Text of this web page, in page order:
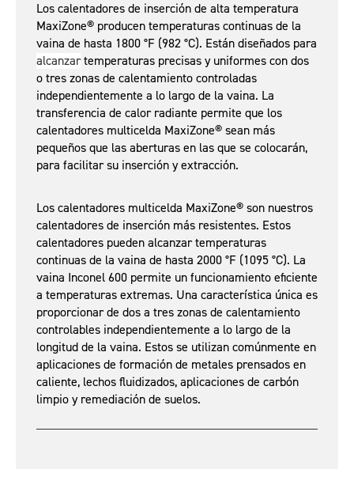
Los calentadores de inserción de alta temperatura
MaxiZone® producen temperaturas continuas de la
vaina de hasta 1800 °F (982 °C). Están diseñados para
alcanzartemperaturas precisas y uniformes con dos
o tres zonas de calentamiento controladas
independientemente a lo largo de la vaina. La
transferencia de calor radiante permite que los
calentadores multicelda MaxiZone® sean más
pequeños que las aberturas en las que se colocarán,
para facilitar su inserción y extracción.
Los calentadores multicelda MaxiZone® son nuestros
calentadores de inserción más resistentes. Estos
calentadores pueden alcanzar temperaturas
continuas de la vaina de hasta 2000 °F (1095 °C). La
vaina Inconel 600 permite un funcionamiento eficiente
a temperaturas extremas. Una característica única es
proporcionar de dos a tres zonas de calentamiento
controlables independientemente a lo largo de la
longitud de la vaina. Estos se utilizan comúnmente en
aplicaciones de formación de metales prensados en
caliente, lechos fluidizados, aplicaciones de carbón
limpio y remediación de suelos.